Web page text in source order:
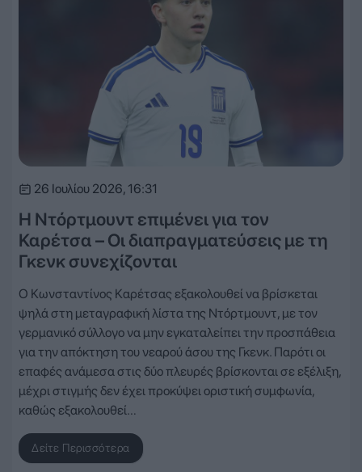
26 Ιουλίου 2026, 16:31
Η Ντόρτμουντ επιμένει για τον
Καρέτσα – Οι διαπραγματεύσεις με τη
Γκενκ συνεχίζονται
Ο Κωνσταντίνος Καρέτσας εξακολουθεί να βρίσκεται
ψηλά στη μεταγραφική λίστα της Ντόρτμουντ, με τον
γερμανικό σύλλογο να μην εγκαταλείπει την προσπάθεια
για την απόκτηση του νεαρού άσου της Γκενκ. Παρότι οι
επαφές ανάμεσα στις δύο πλευρές βρίσκονται σε εξέλιξη,
μέχρι στιγμής δεν έχει προκύψει οριστική συμφωνία,
καθώς εξακολουθεί…
Δείτε Περισσότερα